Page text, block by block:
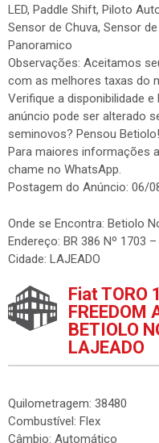
LED, Paddle Shift, Piloto
Sensor de Chuva, Sensor
Panoramico
Observações: Aceitamos
com as melhores taxas do
Verifique a disponibilidade
anúncio pode ser alterado
seminovos? Pensou Betiolo!
Para maiores informações
chame no WhatsApp.
Postagem do Anúncio: 06/
Onde se Encontra: Betiolo
Endereço: BR 386 Nº 1703
Cidade: LAJEADO
Fiat TORO
BETIOLO
LAJEADO
Quilometragem: 38480
Combustível: Flex
Câmbio: Automático